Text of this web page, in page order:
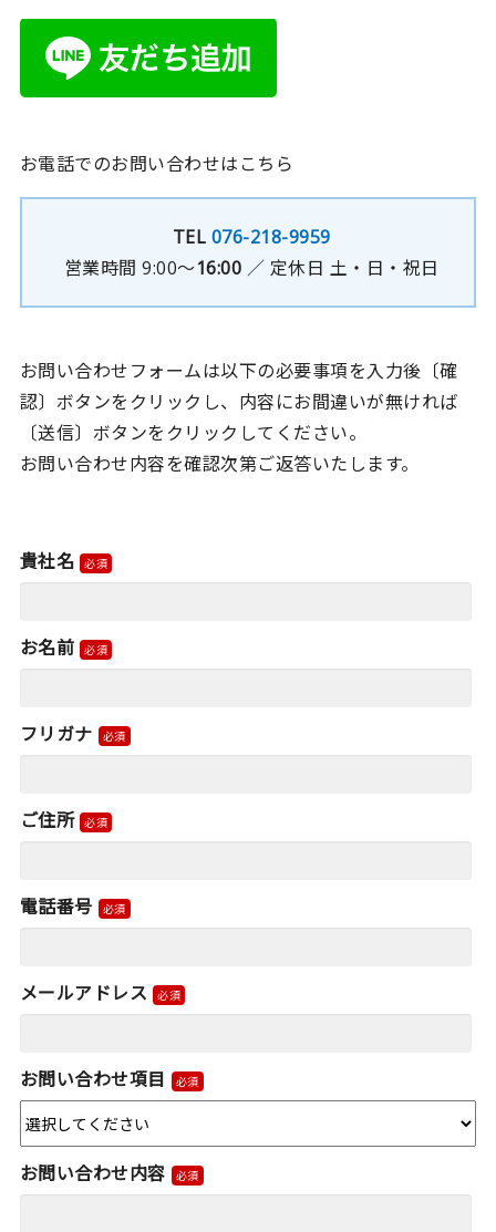
お電話でのお問い合わせはこちら
TEL 076-218-9959
営業時間 9:00～16:00 ／ 定休日 土・日・祝日
お問い合わせフォームは以下の必要事項を入力後〔確
認〕ボタンをクリックし、内容にお間違いが無ければ
〔送信〕ボタンをクリックしてください。
お問い合わせ内容を確認次第ご返答いたします。
貴社名
お名前
フリガナ
ご住所
電話番号
メールアドレス
お問い合わせ項目
お問い合わせ内容